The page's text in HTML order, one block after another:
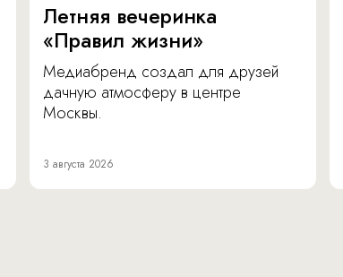
Летняя вечеринка
«Правил жизни»
Медиабренд создал для друзей
дачную атмосферу в центре
Москвы.
3 августа 2026